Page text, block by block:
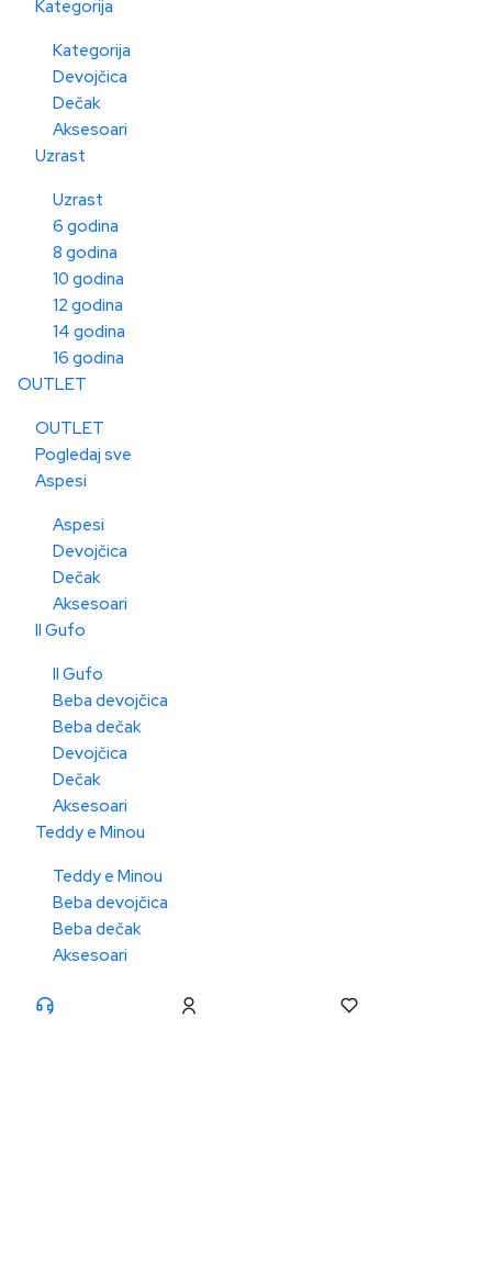
Kategorija
Kategorija
Devojčica
Dečak
Aksesoari
Uzrast
Uzrast
6 godina
8 godina
10 godina
12 godina
14 godina
16 godina
OUTLET
OUTLET
Pogledaj sve
Aspesi
Aspesi
Devojčica
Dečak
Aksesoari
Il Gufo
Il Gufo
Beba devojčica
Beba dečak
Devojčica
Dečak
Aksesoari
Teddy e Minou
Teddy e Minou
Beba devojčica
Beba dečak
Aksesoari